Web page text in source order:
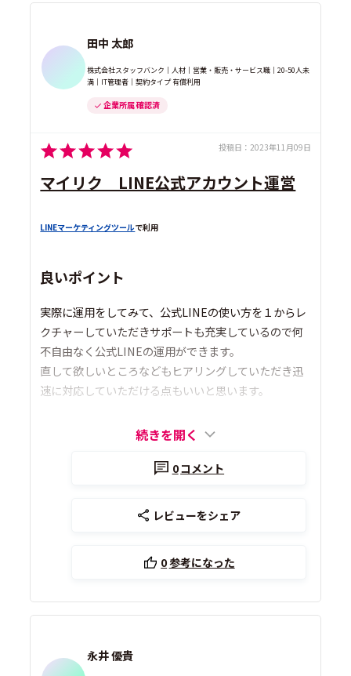
田中 太郎
株式会社スタッフバンク｜人材｜営業・販売・サービス職｜20-50人未
満｜IT管理者｜契約タイプ 有償利用
企業所属 確認済
投稿日： 2023年11月09日
マイリク LINE公式アカウント運営
LINEマーケティングツールで利用
良いポイント
実際に運用をしてみて、公式LINEの使い方を１からレ
クチャーしていただきサポートも充実しているので何
不自由なく公式LINEの運用ができます。
直して欲しいところなどもヒアリングしていただき迅
速に対応していただける点もいいと思います。
続きを開く
0コメント
レビューをシェア
0参考になった
永井 優貴